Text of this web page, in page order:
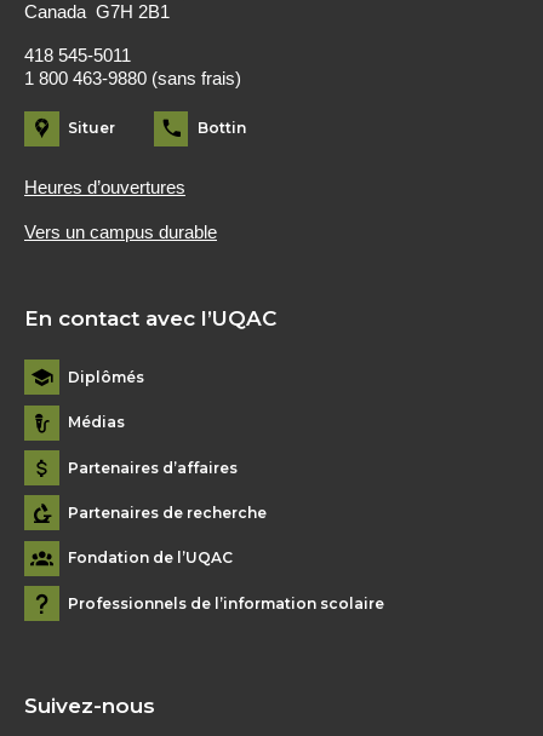
Canada G7H 2B1
418 545-5011
1 800 463-9880 (sans frais)
Situer Bottin
Heures d’ouvertures
Vers un campus durable
En contact avec l’UQAC
Diplômés
Médias
Partenaires d’affaires
Partenaires de recherche
Fondation de l’UQAC
Professionnels de l’information scolaire
Suivez-nous